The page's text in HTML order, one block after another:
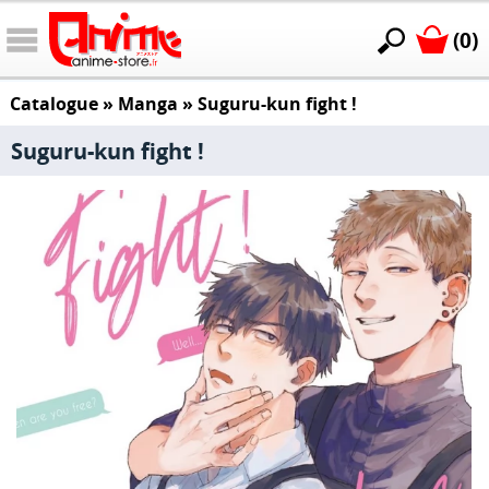
(0)
Catalogue» Manga » Suguru-kun fight !
Suguru-kun fight !